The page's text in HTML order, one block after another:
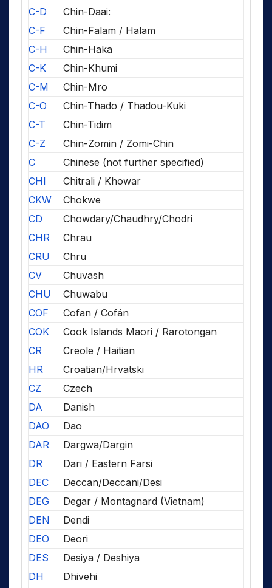
C-D
Chin-Daai:
C-F
Chin-Falam / Halam
C-H
Chin-Haka
C-K
Chin-Khumi
C-M
Chin-Mro
C-O
Chin-Thado / Thadou-Kuki
C-T
Chin-Tidim
C-Z
Chin-Zomin / Zomi-Chin
C
Chinese (not further specified)
CHI
Chitrali / Khowar
CKW
Chokwe
CD
Chowdary/Chaudhry/Chodri
CHR
Chrau
CRU
Chru
CV
Chuvash
CHU
Chuwabu
COF
Cofan / Cofán
COK
Cook Islands Maori / Rarotongan
CR
Creole / Haitian
HR
Croatian/Hrvatski
CZ
Czech
DA
Danish
DAO
Dao
DAR
Dargwa/Dargin
DR
Dari / Eastern Farsi
DEC
Deccan/Deccani/Desi
DEG
Degar / Montagnard (Vietnam)
DEN
Dendi
DEO
Deori
DES
Desiya / Deshiya
DH
Dhivehi